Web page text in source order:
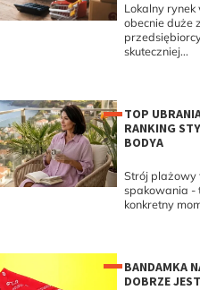
Lokalny
obecnie duże
skuteczniej...
TOP
RANKING
BODYA
Strój plażowy
spakowania -
konkretny
BANDAMKA
DOBRZE